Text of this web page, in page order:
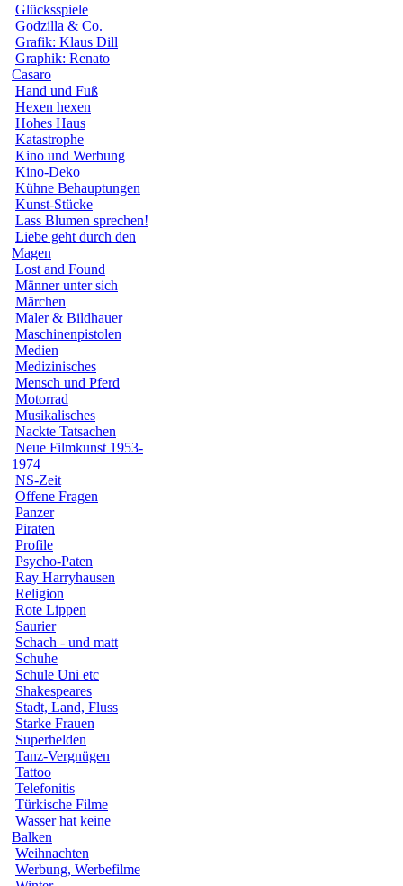
Glücksspiele
Godzilla & Co.
Grafik: Klaus Dill
Graphik: Renato
Casaro
Hand und Fuß
Hexen hexen
Hohes Haus
Katastrophe
Kino und Werbung
Kino-Deko
Kühne Behauptungen
Kunst-Stücke
Lass Blumen sprechen!
Liebe geht durch den
Magen
Lost and Found
Männer unter sich
Märchen
Maler & Bildhauer
Maschinenpistolen
Medien
Medizinisches
Mensch und Pferd
Motorrad
Musikalisches
Nackte Tatsachen
Neue Filmkunst 1953-
1974
NS-Zeit
Offene Fragen
Panzer
Piraten
Profile
Psycho-Paten
Ray Harryhausen
Religion
Rote Lippen
Saurier
Schach - und matt
Schuhe
Schule Uni etc
Shakespeares
Stadt, Land, Fluss
Starke Frauen
Superhelden
Tanz-Vergnügen
Tattoo
Telefonitis
Türkische Filme
Wasser hat keine
Balken
Weihnachten
Werbung, Werbefilme